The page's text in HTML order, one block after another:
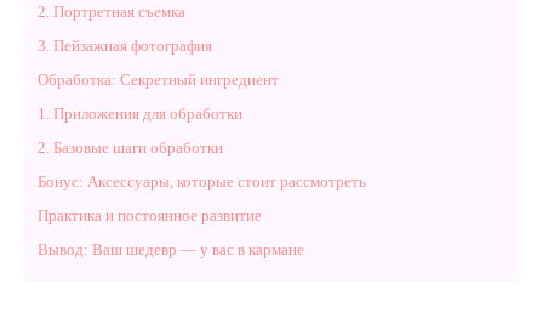
2. Портретная съемка
3. Пейзажная фотография
Обработка: Секретный ингредиент
1. Приложения для обработки
2. Базовые шаги обработки
Бонус: Аксессуары, которые стоит рассмотреть
Практика и постоянное развитие
Вывод: Ваш шедевр — у вас в кармане